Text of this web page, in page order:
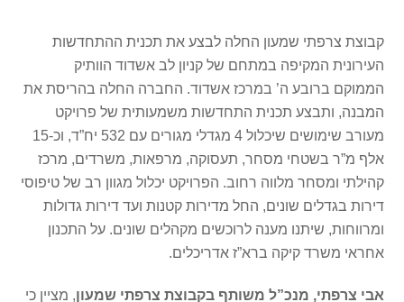
קבוצת צרפתי שמעון החלה לבצע את תכנית ההתחדשות
העירונית המקיפה במתחם של קניון לב אשדוד הוותיק
הממוקם ברובע ה’ במרכז אשדוד. החברה החלה בהריסת את
המבנה, ותבצע תכנית התחדשות משמעותית של פרויקט
מעורב שימושים שיכלול 4 מגדלי מגורים עם 532 יח”ד, וכ-15
אלף מ”ר בשטחי מסחר, תעסוקה, מרפאות, משרדים, מרכז
קהילתי ומסחר מלווה רחוב. הפרויקט יכלול מגוון רב של טיפוסי
דירות בגדלים שונים, החל מדירות קטנות ועד דירות גדולות
ומרווחות, שיתנו מענה לרוכשים מקהלים שונים. על התכנון
אחראי משרד קיקה ברא”ז אדריכלים.
אבי צרפתי, מנכ”ל משותף בקבוצת צרפתי שמעון, מציין כי